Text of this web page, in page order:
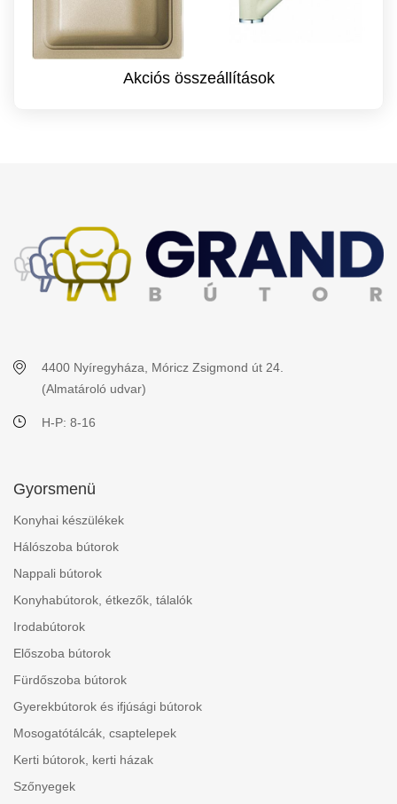
Akciós összeállítások
4400 Nyíregyháza, Móricz Zsigmond út 24.
(Almatároló udvar)
H-P: 8-16
Gyorsmenü
Konyhai készülékek
Hálószoba bútorok
Nappali bútorok
Konyhabútorok, étkezők, tálalók
Irodabútorok
Előszoba bútorok
Fürdőszoba bútorok
Gyerekbútorok és ifjúsági bútorok
Mosogatótálcák, csaptelepek
Kerti bútorok, kerti házak
Szőnyegek